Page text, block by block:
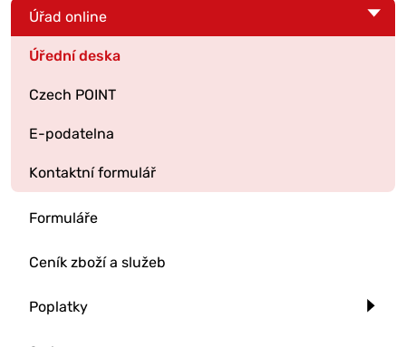
Úřad online
Úřední deska
Czech POINT
E-podatelna
Kontaktní formulář
Formuláře
Ceník zboží a služeb
Poplatky